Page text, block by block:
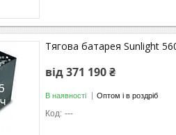
Тягова батарея Sunlight
від 371 190 ₴
В наявності Оптом і в роздріб
---